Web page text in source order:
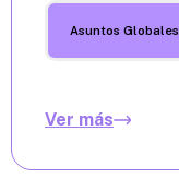
Asuntos Globales
Ver más